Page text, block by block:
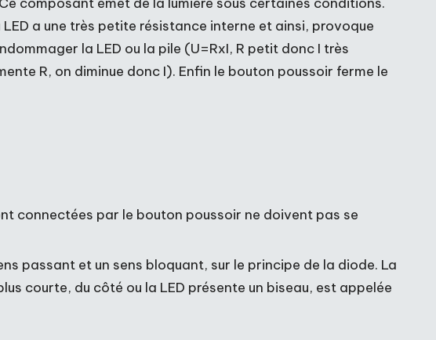
a une très petite résistance interne et ainsi, provoque
la LED ou la pile (U=RxI, R petit donc I très
R, on diminue donc I). Enfin le bouton poussoir ferme le
connectées par le bouton poussoir ne doivent pas se
passant et un sens bloquant, sur le principe de la diode. La
courte, du côté ou la LED présente un biseau, est appelée